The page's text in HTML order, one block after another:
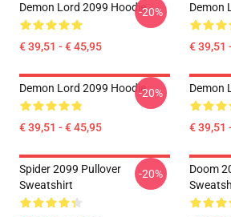
Demon Lord 2099 Hoodie
€ 39,51 - € 45,95
-20% Demon
€ 39,51
Demon Lord 2099 Hoodie
€ 39,51 - € 45,95
-20% Demon
€ 39,51
Spider 2099 Pullover
Sweatshirt
-20%
Doom